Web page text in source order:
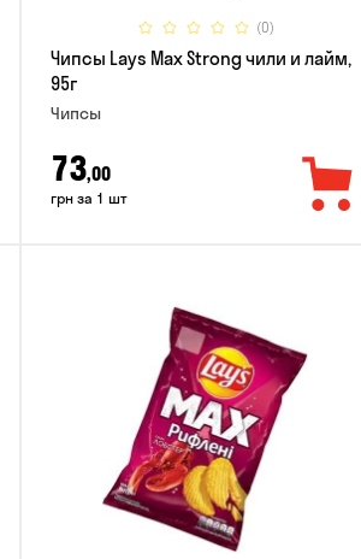
(0)
Чипсы Lays Max Strong чили и лайм,
95г
Чипсы
73,00
грн за 1 шт